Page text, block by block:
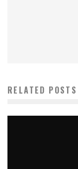
RELATED POSTS